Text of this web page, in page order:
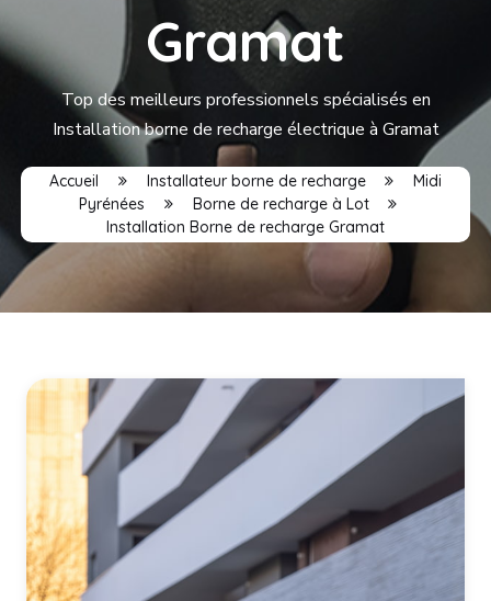
Gramat
Top des meilleurs professionnels spécialisés en
Installation borne de recharge électrique à Gramat
Accueil Installateur borne de recharge
Midi
Pyrénées
Borne de recharge à Lot
Installation Borne de recharge Gramat